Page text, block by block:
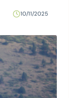
10/11/2025